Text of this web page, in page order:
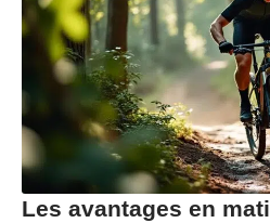
Les avantages en